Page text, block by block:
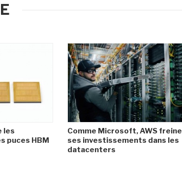
les
puces HBM
Comme Microsoft, AWS freine
ses investissements dans les
datacenters